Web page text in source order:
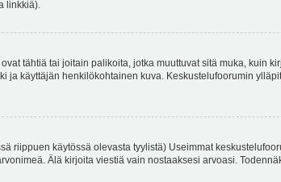
linkkiä).
tähtiä tai joitain palikoita, jotka muuttuvat sitä muka, kuin
käyttäjän henkilökohtainen kuva. Keskustelufoorumin
riippuen käytössä olevasta tyylistä) Useimmat
Älä kirjoita viestiä vain nostaaksesi arvoasi.